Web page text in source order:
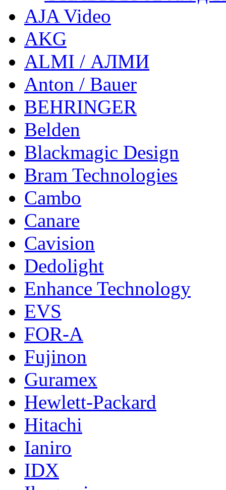
AJA Video
AKG
ALMI / АЛМИ
Anton / Bauer
BEHRINGER
Belden
Blackmagic Design
Bram Technologies
Cambo
Canare
Cavision
Dedolight
Enhance Technology
EVS
FOR-A
Fujinon
Guramex
Hewlett-Packard
Hitachi
Ianiro
IDX